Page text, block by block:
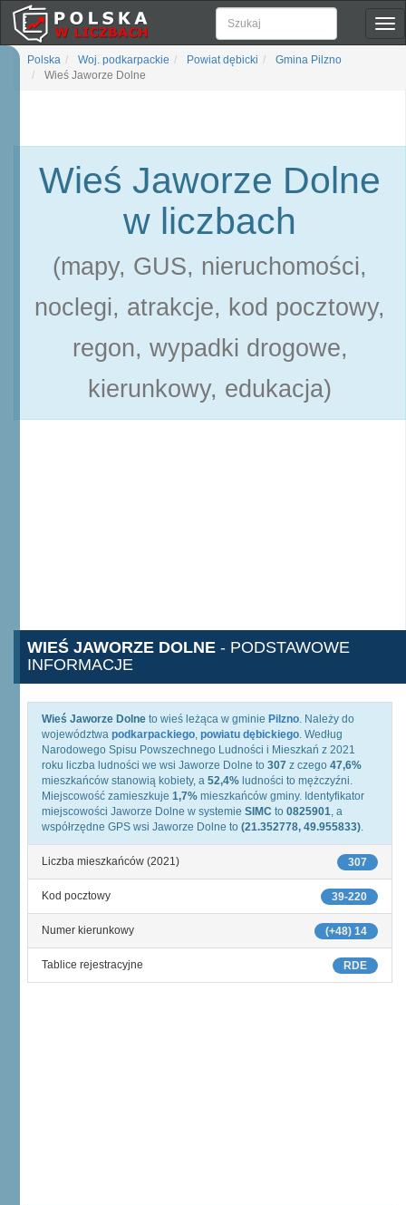
Polska Woj. podkarpackie Powiat dębicki
Gmina Pilzno
Wieś Jaworze Dolne
Wieś Jaworze Dolne
w liczbach
(mapy, GUS, nieruchomości,
noclegi, atrakcje, kod pocztowy,
regon, wypadki drogowe,
kierunkowy, edukacja)
WIEŚ JAWORZE DOLNE - PODSTAWOWE
INFORMACJE
Wieś Jaworze Dolne to wieś leżąca w gminie Pilzno. Należy do
województwa podkarpackiego, powiatu dębickiego. Według
Narodowego Spisu Powszechnego Ludności i Mieszkań z 2021
roku liczba ludności we wsi Jaworze Dolne to 307 z czego 47,6%
mieszkańców stanowią kobiety, a 52,4% ludności to mężczyźni.
Miejscowość zamieszkuje 1,7% mieszkańców gminy. Identyfikator
miejscowości Jaworze Dolne w systemie SIMC to 0825901, a
współrzędne GPS wsi Jaworze Dolne to (21.352778, 49.955833).
307
Liczba mieszkańców (2021)
39-220
Kod pocztowy
(+48) 14
Numer kierunkowy
RDE
Tablice rejestracyjne